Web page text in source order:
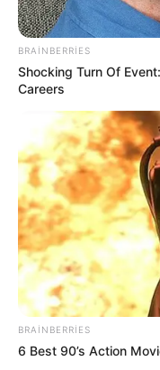
Aİ
Günü
BRAINBERRIES
Shocking Turn Of
Careers
BRAINBERRIES
6 Best 90’s Action